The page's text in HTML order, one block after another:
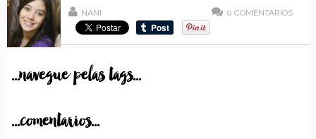
NANI 0 COMENTÁRIOS
...navegue pelas tags...
...comentarios...